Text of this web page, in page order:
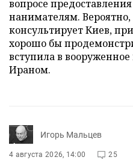
вопросе
нанимателям. Вероятно,
консультирует Киев,
хорошо бы
вступила в
Ираном.
Игорь Мальцев
4 августа 2026, 14:00 25